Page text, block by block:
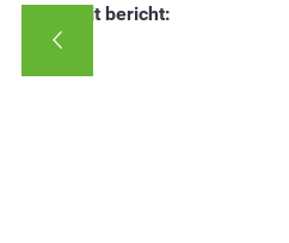
Deel dit bericht: